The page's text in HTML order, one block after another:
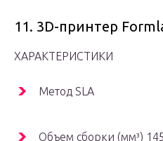
11. 3D-принтер
ХАРАКТЕРИСТИКИ
Метод SLA
Объем сборки (мм³)